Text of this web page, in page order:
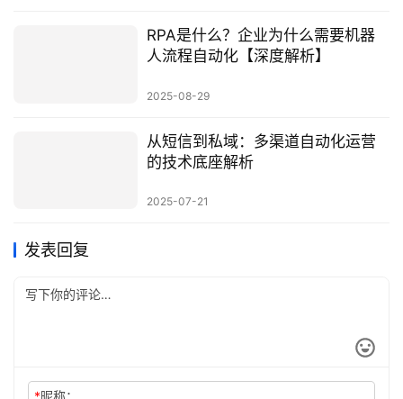
RPA是什么？企业为什么需要机器
人流程自动化【深度解析】
2025-08-29
从短信到私域：多渠道自动化运营
的技术底座解析
2025-07-21
发表回复
*昵称：